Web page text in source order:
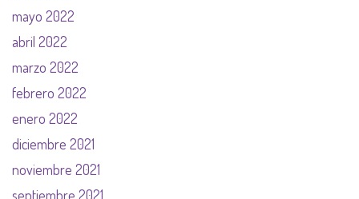
mayo 2022
abril 2022
marzo 2022
febrero 2022
enero 2022
diciembre 2021
noviembre 2021
septiembre 2021